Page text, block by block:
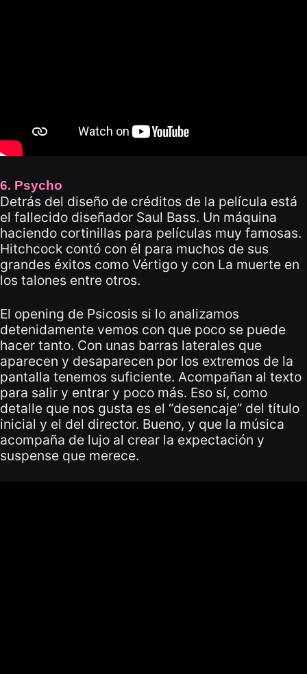
6. Psycho
Detrás del diseño de créditos de la película está
el fallecido diseñador Saul Bass. Un máquina
haciendo cortinillas para películas muy famosas.
Hitchcock contó con él para muchos de sus
grandes éxitos como Vértigo y con La muerte en
los talones entre otros.
El opening de Psicosis si lo analizamos
detenidamente vemos con que poco se puede
hacer tanto. Con unas barras laterales que
aparecen y desaparecen por los extremos de la
pantalla tenemos suficiente. Acompañan al texto
para salir y entrar y poco más. Eso sí, como
detalle que nos gusta es el “desencaje” del título
inicial y el del director. Bueno, y que la música
acompaña de lujo al crear la expectación y
suspense que merece.